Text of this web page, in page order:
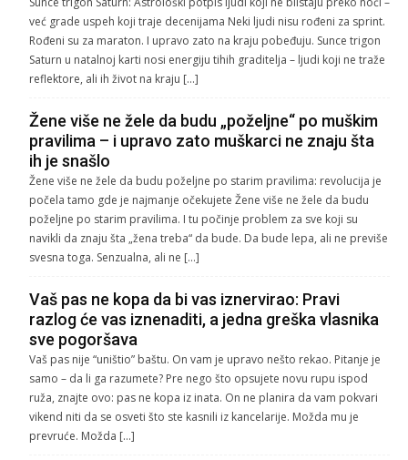
već grade uspeh koji traje decenijama Neki ljudi nisu rođeni za sprint.
Rođeni su za maraton. I upravo zato na kraju pobeđuju. Sunce trigon
Saturn u natalnoj karti nosi energiju tihih graditelja – ljudi koji ne traže
reflektore, ali ih život na kraju […]
Žene više ne žele da budu „poželjne“ po muškim
pravilima – i upravo zato muškarci ne znaju šta
ih je snašlo
Žene više ne žele da budu poželjne po starim pravilima: revolucija je
počela tamo gde je najmanje očekujete Žene više ne žele da budu
poželjne po starim pravilima. I tu počinje problem za sve koji su
navikli da znaju šta „žena treba“ da bude. Da bude lepa, ali ne previše
svesna toga. Senzualna, ali ne […]
Vaš pas ne kopa da bi vas iznervirao: Pravi
razlog će vas iznenaditi, a jedna greška vlasnika
sve pogoršava
Vaš pas nije “uništio” baštu. On vam je upravo nešto rekao. Pitanje je
samo – da li ga razumete? Pre nego što opsujete novu rupu ispod
ruža, znajte ovo: pas ne kopa iz inata. On ne planira da vam pokvari
vikend niti da se osveti što ste kasnili iz kancelarije. Možda mu je
prevruće. Možda […]